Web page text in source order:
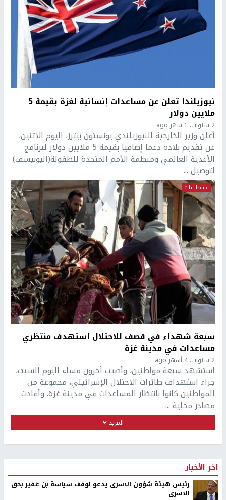
نيوزيلندا تعلن عن مساعدات إنسانية لغزة بقيمة 5
ملايين دولار
2 سنوات، 1 شهر ago
أعلن وزير الخارجية النيوزيلندي يونستون بيترز، اليوم الاثنين،
عن تقديم بلاده دعما إضافيا بقيمة 5 ملايين دولار لبرنامج
الأغذية العالمي ومنظمة الأمم المتحدة للطفولة(اليونيسف)
لتوصيل ...
فلسطينيات
سبعة شهداء في قصف للاحتلال استهدف منتظري
مساعدات في مدينة غزة
2 سنوات، 4 أشهر ago
استشهد سبعة مواطنين، وأصيب آخرون مساء اليوم السبت،
جراء استهداف طائرات الاحتلال الإسرائيلي، مجموعة من
المواطنين كانوا بانتظار المساعدات في مدينة غزة. وأفادت
مصادر محلية ...
المزيد
اخر الأخبار
رئيس هيئة شؤون الاسرى يدعو لوقف سياسة بن غفير بحق
الاسرى